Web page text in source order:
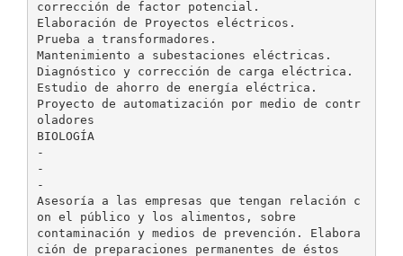
corrección de factor potencial.
Elaboración de Proyectos eléctricos.
Prueba a transformadores.
Mantenimiento a subestaciones eléctricas.
Diagnóstico y corrección de carga eléctrica.
Estudio de ahorro de energía eléctrica.
Proyecto de automatización por medio de contr
oladores
BIOLOGÍA
-
-
-
Asesoría a las empresas que tengan relación c
on el público y los alimentos, sobre
contaminación y medios de prevención. Elabora
ción de preparaciones permanentes de éstos